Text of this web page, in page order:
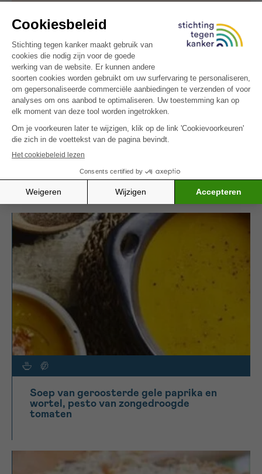
Tips :
Je kunt de rest van de oregano gebruiken in andere
bereidingen, zoals zelf gebakken brood, muffins met
gedroogde tomaten, soep of visterrine.
Dit is een recept van Safae Metmari, tijdens haar
stage diëtiek aan de Iris Ziekenhuizen Zuid, voor de
Hogeschool Lucia de Brouckère in Brussel.
Probeer ook ons recept voor dadel-tofu ijs
heerlijke optie voor wie extra energie of eetlust
MEER INSPIRATIE
Soep van geroosterde gele paprika en
wortel, pesto van zongedroogde
tomaten